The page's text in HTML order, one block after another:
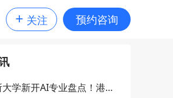
+ 关注 预约咨询
学新开AI专业盘点！港科